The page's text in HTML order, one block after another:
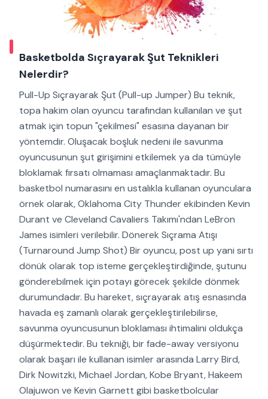
Basketbolda Sıçrayarak Şut Teknikleri
Nelerdir?
Pull-Up Sıçrayarak Şut (Pull-up Jumper) Bu teknik,
topa hakim olan oyuncu tarafından kullanılan ve şut
atmak için topun "çekilmesi" esasına dayanan bir
yöntemdir. Oluşacak boşluk nedeni ile savunma
oyuncusunun şut girişimini etkilemek ya da tümüyle
bloklamak fırsatı olmaması amaçlanmaktadır. Bu
basketbol numarasını en ustalıkla kullanan oyunculara
örnek olarak, Oklahoma City Thunder ekibinden Kevin
Durant ve Cleveland Cavaliers Takımı'ndan LeBron
James isimleri verilebilir. Dönerek Sıçrama Atışı
(Turnaround Jump Shot) Bir oyuncu, post up yani sırtı
dönük olarak top isteme gerçekleştirdiğinde, şutunu
gönderebilmek için potayı görecek şekilde dönmek
durumundadır. Bu hareket, sıçrayarak atış esnasında
havada eş zamanlı olarak gerçekleştirilebilirse,
savunma oyuncusunun bloklaması ihtimalini oldukça
düşürmektedir. Bu tekniği, bir fade-away versiyonu
olarak başarı ile kullanan isimler arasında Larry Bird,
Dirk Nowitzki, Michael Jordan, Kobe Bryant, Hakeem
Olajuwon ve Kevin Garnett gibi basketbolcular